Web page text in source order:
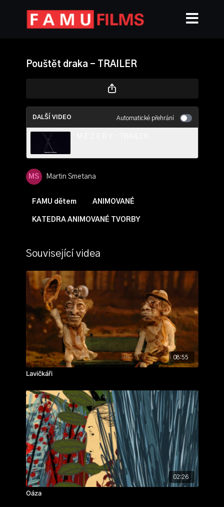
Pouštět draka - TRAILER
DALŠÍ VIDEO Automatické přehrání
Martin Smetana
FAMU dětem ANIMOVANÉ
KATEDRA ANIMOVANÉ TVORBY
Související videa
08:55
Lavičkáři
02:26
Oáza